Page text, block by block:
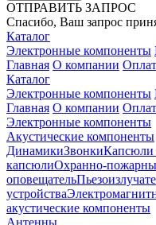
ОТПРАВИТЬ ЗАПРОС
Спасибо, Ваш запрос
Каталог
Электронные компоненты
Главная О компании
Каталог
Электронные компоненты
Главная О компании
Электронные компоненты
Акустические компоненты
ДинамикиЗвонкиКапсюли
капсюлиОхранно-
оповещатель
устройства
акустические компоненты